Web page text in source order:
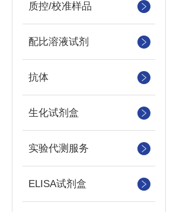
质控/校准样品
配比溶液试剂
抗体
生化试剂盒
实验代测服务
ELISA试剂盒